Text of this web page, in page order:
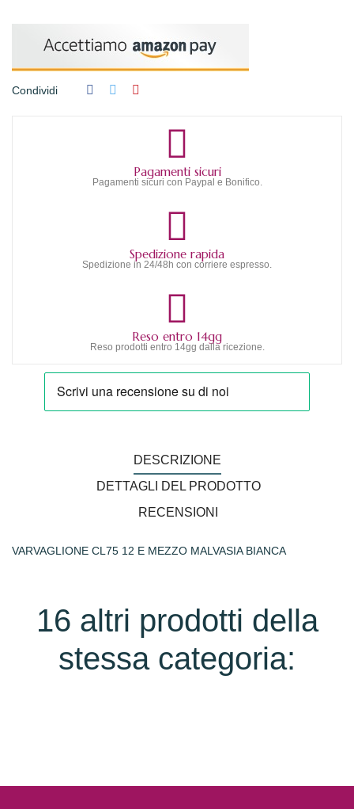
Condividi
Pagamenti sicuri
Pagamenti sicuri con Paypal e Bonifico.
Spedizione rapida
Spedizione in 24/48h con corriere espresso.
Reso entro 14gg
Reso prodotti entro 14gg dalla ricezione.
DESCRIZIONE
DETTAGLI DEL PRODOTTO
RECENSIONI
VARVAGLIONE CL75 12 E MEZZO MALVASIA BIANCA
16 altri prodotti della
stessa categoria: